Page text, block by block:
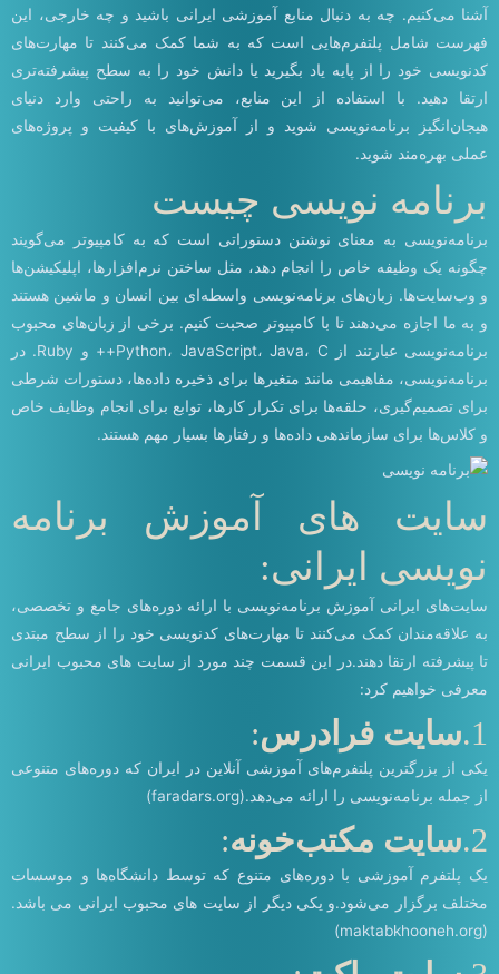
آشنا می‌کنیم. چه به دنبال منابع آموزشی ایرانی باشید و چه خارجی، این
فهرست شامل پلتفرم‌هایی است که به شما کمک می‌کنند تا مهارت‌های
کدنویسی خود را از پایه یاد بگیرید یا دانش خود را به سطح پیشرفته‌تری
ارتقا دهید. با استفاده از این منابع، می‌توانید به راحتی وارد دنیای
هیجان‌انگیز برنامه‌نویسی شوید و از آموزش‌های با کیفیت و پروژه‌های
عملی بهره‌مند شوید.
برنامه نویسی چیست
برنامه‌نویسی به معنای نوشتن دستوراتی است که به کامپیوتر می‌گویند
چگونه یک وظیفه خاص را انجام دهد، مثل ساختن نرم‌افزارها، اپلیکیشن‌ها
و وب‌سایت‌ها. زبان‌های برنامه‌نویسی واسطه‌ای بین انسان و ماشین هستند
و به ما اجازه می‌دهند تا با کامپیوتر صحبت کنیم. برخی از زبان‌های محبوب
برنامه‌نویسی عبارتند از Python، JavaScript، Java، C++ و Ruby. در
برنامه‌نویسی، مفاهیمی مانند متغیرها برای ذخیره داده‌ها، دستورات شرطی
برای تصمیم‌گیری، حلقه‌ها برای تکرار کارها، توابع برای انجام وظایف خاص
و کلاس‌ها برای سازماندهی داده‌ها و رفتارها بسیار مهم هستند.
سایت های آموزش برنامه
نویسی ایرانی:
سایت‌های ایرانی آموزش برنامه‌نویسی با ارائه دوره‌های جامع و تخصصی،
به علاقه‌مندان کمک می‌کنند تا مهارت‌های کدنویسی خود را از سطح مبتدی
تا پیشرفته ارتقا دهند.در این قسمت چند مورد از سایت های محبوب ایرانی
معرفی خواهیم کرد:
1. سایت فرادرس:
یکی از بزرگترین پلتفرم‌های آموزشی آنلاین در ایران که دوره‌های متنوعی
از جمله برنامه‌نویسی را ارائه می‌دهد.(faradars.org)
2. سایت مکتب‌خونه:
یک پلتفرم آموزشی با دوره‌های متنوع که توسط دانشگاه‌ها و موسسات
مختلف برگزار می‌شود.و یکی دیگر از سایت های محبوب ایرانی می باشد.
(maktabkhooneh.org)